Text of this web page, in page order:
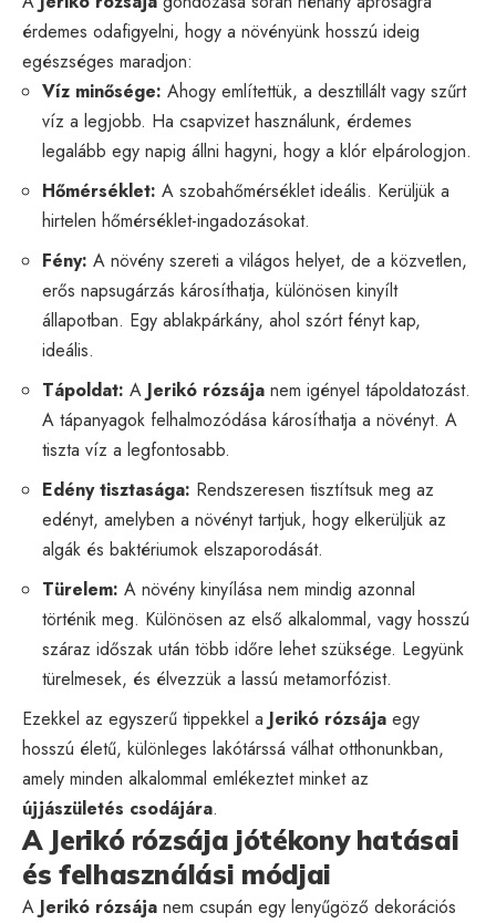
érdemes odafigyelni, hogy a növényünk hosszú ideig
egészséges maradjon:
Víz minősége: Ahogy említettük, a desztillált vagy szűrt
víz a legjobb. Ha csapvizet használunk, érdemes
legalább egy napig állni hagyni, hogy a klór elpárologjon.
Hőmérséklet: A szobahőmérséklet ideális. Kerüljük a
hirtelen hőmérséklet-ingadozásokat.
Fény: A növény szereti a világos helyet, de a közvetlen,
erős napsugárzás károsíthatja, különösen kinyílt
állapotban. Egy ablakpárkány, ahol szórt fényt kap,
ideális.
Tápoldat: A Jerikó rózsája nem igényel tápoldatozást.
A tápanyagok felhalmozódása károsíthatja a növényt. A
tiszta víz a legfontosabb.
Edény tisztasága: Rendszeresen tisztítsuk meg az
edényt, amelyben a növényt tartjuk, hogy elkerüljük az
algák és baktériumok elszaporodását.
Türelem: A növény kinyílása nem mindig azonnal
történik meg. Különösen az első alkalommal, vagy hosszú
száraz időszak után több időre lehet szüksége. Legyünk
türelmesek, és élvezzük a lassú metamorfózist.
Ezekkel az egyszerű tippekkel a Jerikó rózsája egy
hosszú életű, különleges lakótárssá válhat otthonunkban,
amely minden alkalommal emlékeztet minket az
újjászületés csodájára.
A Jerikó rózsája jótékony hatásai
és felhasználási módjai
A Jerikó rózsája nem csupán egy lenyűgöző dekorációs